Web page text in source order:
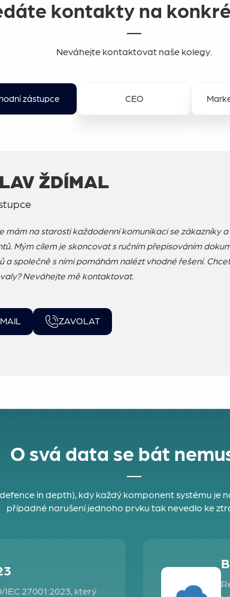
kontakty na
Neváhejte kontaktovat naše kolegy.
zástupce CEO
ŽDÍMAL
mám na starosti každodenní komunikaci se zákazníky
Mým cílem je skoncovat s ručním přepisováním
a společně s nimi pomáhám nalézt vhodné řešení.
Neváhejte mě kontaktovat.
ZAVOLAT
O svá data se bát
in depth), kdy každý komponent systému je
případné narušení jednoho prvku tak nevedlo ke
27001:2023, který